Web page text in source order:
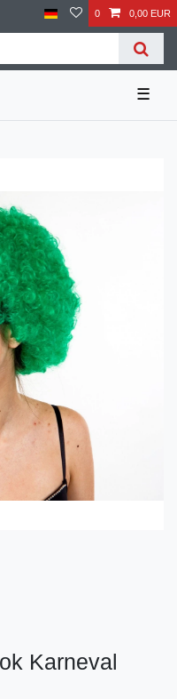
0 0,00 EUR
☰
Karneval